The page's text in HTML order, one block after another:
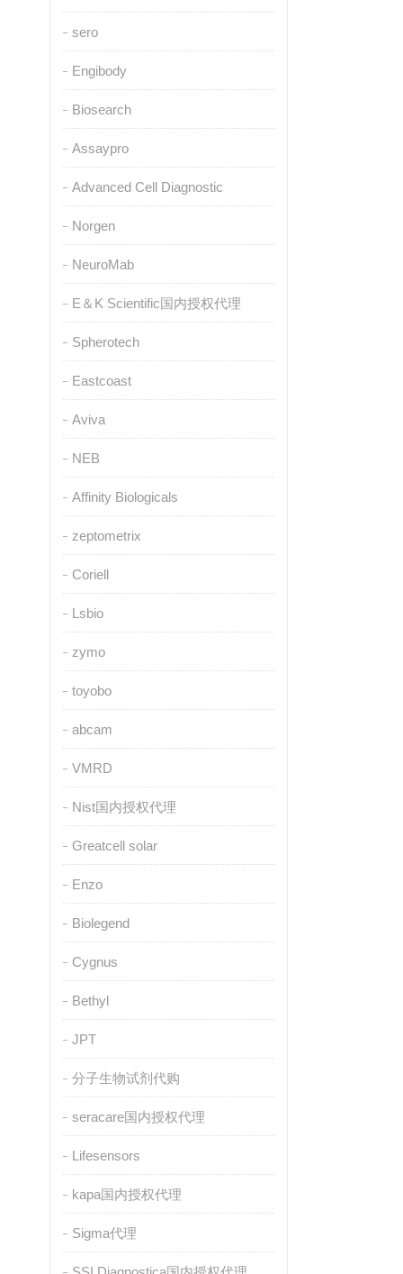
sero
Engibody
Biosearch
Assaypro
Advanced Cell Diagnostic
Norgen
NeuroMab
E＆K Scientific国内授权代理
Spherotech
Eastcoast
Aviva
NEB
Affinity Biologicals
zeptometrix
Coriell
Lsbio
zymo
toyobo
abcam
VMRD
Nist国内授权代理
Greatcell solar
Enzo
Biolegend
Cygnus
Bethyl
JPT
分子生物试剂代购
seracare国内授权代理
Lifesensors
kapa国内授权代理
Sigma代理